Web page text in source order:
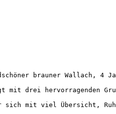
brauner Wallach, 4
mit drei hervorragenden
sich mit viel Übersicht,